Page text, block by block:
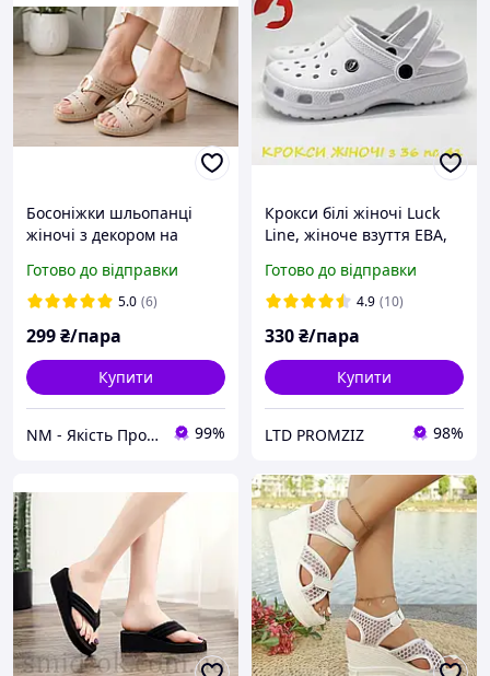
Босоніжки шльопанці
жіночі з декором на
36,37,38,39,40
Готово до відправки
5.0 (6)
299₴/пара
Купити
NM - Якість Професіоналів 99%
Крокси білі жіночі Luck
Line, жіноче взуття ЕВА,
Готово до відправки
4.9 (10)
330₴/пара
Купити
LTD PROMZIZ 98%